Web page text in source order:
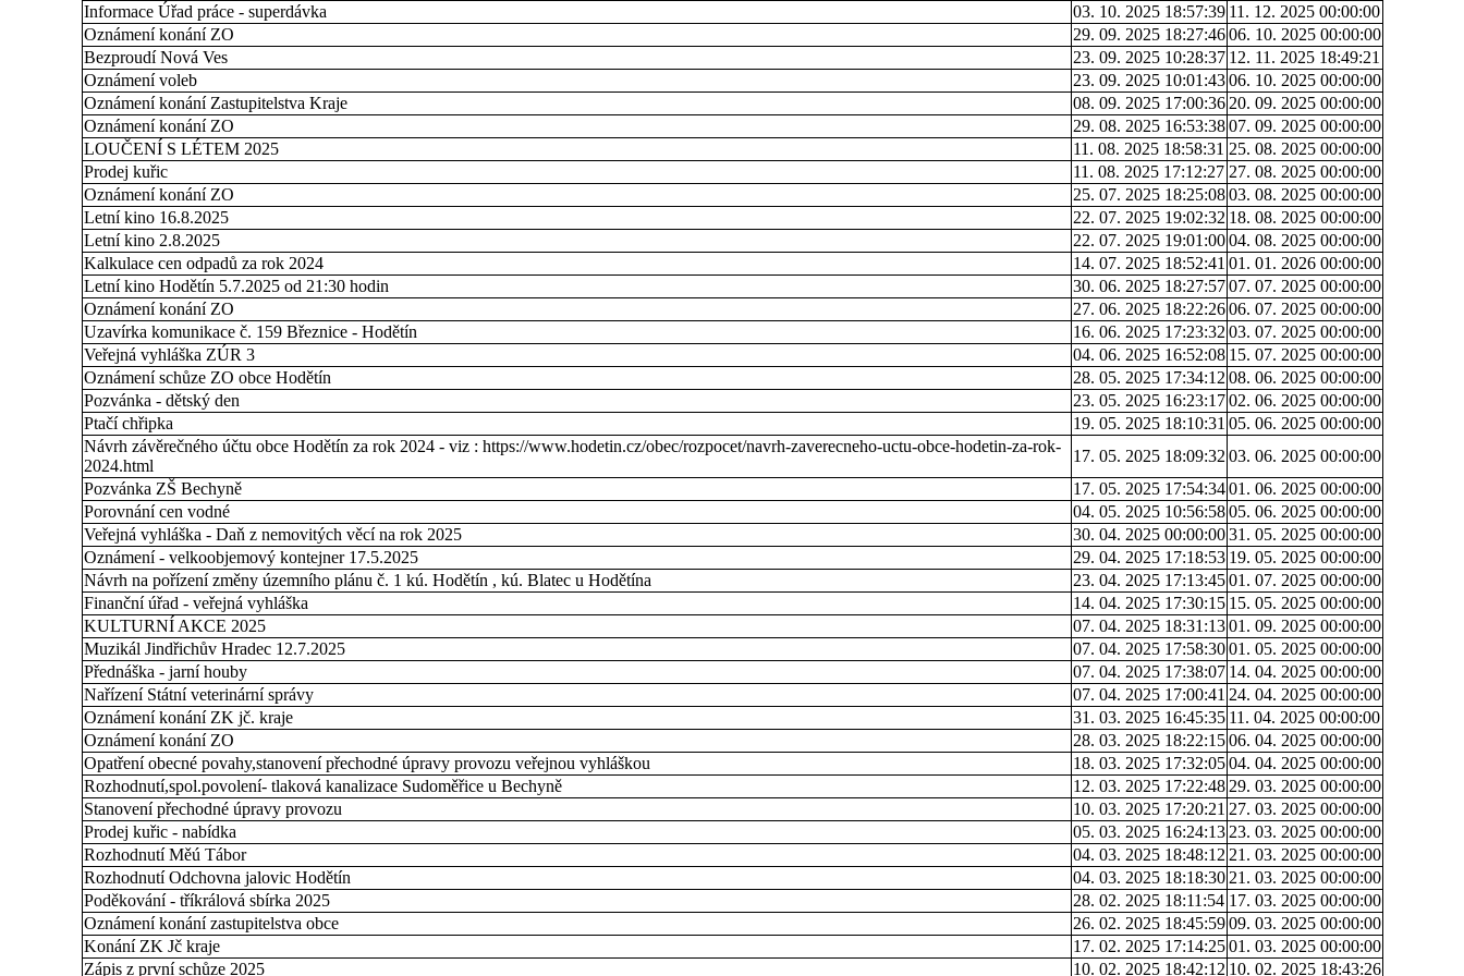
Informace Úřad práce - superdávka 03. 10. 2025 18:57:39 11. 12. 2025 00:00:00
Oznámení konání ZO
29. 09. 2025 18:27:46 06. 10. 2025 00:00:00
Bezproudí Nová Ves
23. 09. 2025 10:28:37 12. 11. 2025 18:49:21
Oznámení voleb
23. 09. 2025 10:01:43 06. 10. 2025 00:00:00
Oznámení konání Zastupitelstva Kraje
08. 09. 2025 17:00:36 20. 09. 2025 00:00:00
Oznámení konání ZO
29. 08. 2025 16:53:38 07. 09. 2025 00:00:00
LOUČENÍ S LÉTEM 2025
11. 08. 2025 18:58:31 25. 08. 2025 00:00:00
Prodej kuřic
11. 08. 2025 17:12:27 27. 08. 2025 00:00:00
Oznámení konání ZO
25. 07. 2025 18:25:08 03. 08. 2025 00:00:00
Letní kino 16.8.2025
22. 07. 2025 19:02:32 18. 08. 2025 00:00:00
Letní kino 2.8.2025
22. 07. 2025 19:01:00 04. 08. 2025 00:00:00
Kalkulace cen odpadů za rok 2024
14. 07. 2025 18:52:41 01. 01. 2026 00:00:00
Letní kino Hodětín 5.7.2025 od 21:30 hodin
30. 06. 2025 18:27:57 07. 07. 2025 00:00:00
Oznámení konání ZO
27. 06. 2025 18:22:26 06. 07. 2025 00:00:00
Uzavírka komunikace č. 159 Březnice - Hodětín
16. 06. 2025 17:23:32 03. 07. 2025 00:00:00
Veřejná vyhláška ZÚR 3
04. 06. 2025 16:52:08 15. 07. 2025 00:00:00
Oznámení schůze ZO obce Hodětín
28. 05. 2025 17:34:12 08. 06. 2025 00:00:00
Pozvánka - dětský den
23. 05. 2025 16:23:17 02. 06. 2025 00:00:00
Ptačí chřipka
19. 05. 2025 18:10:31 05. 06. 2025 00:00:00
Návrh závěrečného účtu obce Hodětín za rok 2024 - viz : https://www.hodetin.cz/obec/rozpocet/navrh-zaverecneho-uctu-obce-hodetin-za-rok-
2024.html
17. 05. 2025 18:09:32 03. 06. 2025 00:00:00
Pozvánka ZŠ Bechyně
17. 05. 2025 17:54:34 01. 06. 2025 00:00:00
Porovnání cen vodné
04. 05. 2025 10:56:58 05. 06. 2025 00:00:00
Veřejná vyhláška - Daň z nemovitých věcí na rok 2025
30. 04. 2025 00:00:00 31. 05. 2025 00:00:00
Oznámení - velkoobjemový kontejner 17.5.2025
29. 04. 2025 17:18:53 19. 05. 2025 00:00:00
Návrh na pořízení změny územního plánu č. 1 kú. Hodětín , kú. Blatec u Hodětína
23. 04. 2025 17:13:45 01. 07. 2025 00:00:00
Finanční úřad - veřejná vyhláška
14. 04. 2025 17:30:15 15. 05. 2025 00:00:00
KULTURNÍ AKCE 2025
07. 04. 2025 18:31:13 01. 09. 2025 00:00:00
Muzikál Jindřichův Hradec 12.7.2025
07. 04. 2025 17:58:30 01. 05. 2025 00:00:00
Přednáška - jarní houby
07. 04. 2025 17:38:07 14. 04. 2025 00:00:00
Nařízení Státní veterinární správy
07. 04. 2025 17:00:41 24. 04. 2025 00:00:00
Oznámení konání ZK jč. kraje
31. 03. 2025 16:45:35 11. 04. 2025 00:00:00
Oznámení konání ZO
28. 03. 2025 18:22:15 06. 04. 2025 00:00:00
Opatření obecné povahy,stanovení přechodné úpravy provozu veřejnou vyhláškou
18. 03. 2025 17:32:05 04. 04. 2025 00:00:00
Rozhodnutí,spol.povolení- tlaková kanalizace Sudoměřice u Bechyně
12. 03. 2025 17:22:48 29. 03. 2025 00:00:00
Stanovení přechodné úpravy provozu
10. 03. 2025 17:20:21 27. 03. 2025 00:00:00
Prodej kuřic - nabídka
05. 03. 2025 16:24:13 23. 03. 2025 00:00:00
Rozhodnutí Měú Tábor
04. 03. 2025 18:48:12 21. 03. 2025 00:00:00
Rozhodnutí Odchovna jalovic Hodětín
04. 03. 2025 18:18:30 21. 03. 2025 00:00:00
Poděkování - tříkrálová sbírka 2025
28. 02. 2025 18:11:54 17. 03. 2025 00:00:00
Oznámení konání zastupitelstva obce
26. 02. 2025 18:45:59 09. 03. 2025 00:00:00
Konání ZK Jč kraje
17. 02. 2025 17:14:25 01. 03. 2025 00:00:00
Zápis z první schůze 2025
10. 02. 2025 18:42:12 10. 02. 2025 18:43:26